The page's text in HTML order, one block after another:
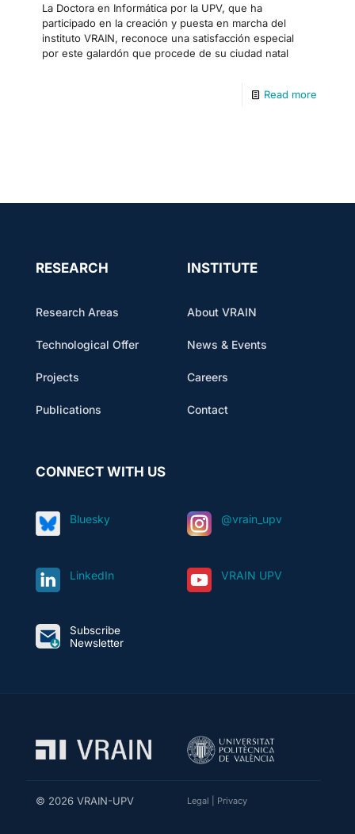
La Doctora en Informática por la UPV, que ha
participado en la creación y puesta en marcha del
instituto VRAIN, reconoce una satisfacción especial
por este galardón que procede de su ciudad natal
Read more
RESEARCH
Research Areas
Technological Offer
Projects
Publications
INSTITUTE
About VRAIN
News & Events
Careers
Contact
CONNECT WITH US
Bluesky @vrain_upv
LinkedIn VRAIN UPV
Subscribe
Newsletter
© 2026 VRAIN-UPV Legal Privacy